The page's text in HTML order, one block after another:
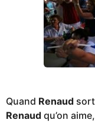
Quand Renaud sort
Renaud qu’on